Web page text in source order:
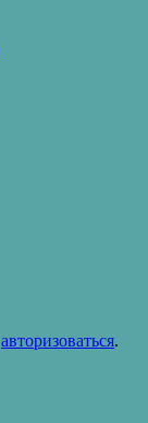
авторизоваться.